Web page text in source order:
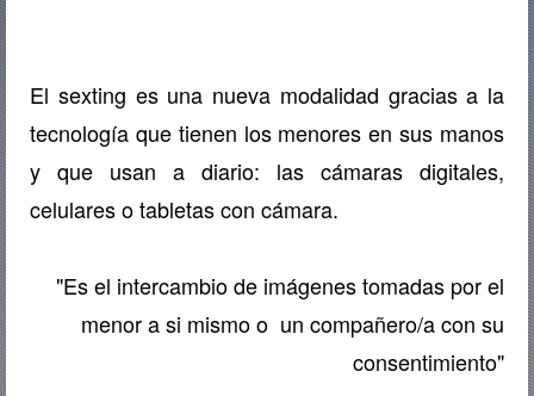
El sexting es una nueva modalidad gracias a la
tecnología que tienen los menores en sus manos
y que usan a diario: las cámaras digitales,
celulares o tabletas con cámara.
"Es el intercambio de imágenes tomadas por el
menor a si mismo o un compañero/a con su
consentimiento"